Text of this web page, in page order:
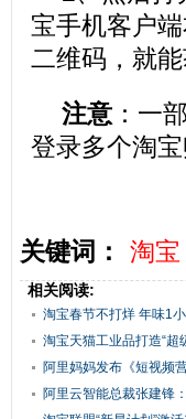
宝手机客户
二维码，就能
注意 ：一
登录多个淘宝
关键词： 淘宝
相关阅读:
淘宝春节不打烊 年味1
淘宝天猫工业品打造“超
阿里妈妈发布《短视频
阿里云智能总裁张建锋